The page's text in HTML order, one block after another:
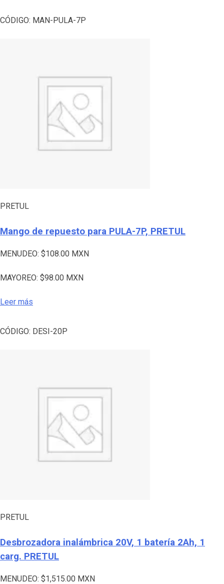
CÓDIGO: MAN-PULA-7P
PRETUL
Mango de repuesto para PULA-7P, PRETUL
MENUDEO: $108.00 MXN
MAYOREO: $98.00 MXN
Leer más
CÓDIGO: DESI-20P
PRETUL
Desbrozadora inalámbrica 20V, 1 batería 2Ah, 1
carg. PRETUL
MENUDEO: $1,515.00 MXN